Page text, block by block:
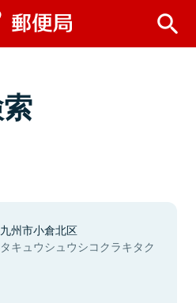
州市小倉北区
キュウシュウシコクラキタク